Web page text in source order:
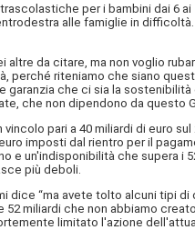
per i bambini dai 6
alle famiglie in
altre da citare, ma non voglio
perché riteniamo che siano
garanzia che ci sia la
che non dipendono da questo
pari a 40 miliardi di euro
imposti dal rientro per il
e un'indisponibilità che supera i
più deboli.
dice “ma avete tolto alcuni tipi
52 miliardi che non abbiamo
limitato l'azione